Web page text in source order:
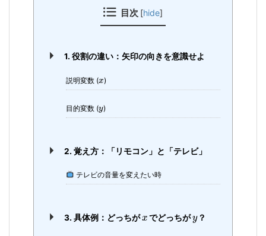
目次 [hide]
1. 役割の違い：矢印の向きを意識せよ
説明変数 ( )
目的変数 ( )
2. 覚え方：「リモコン」と「テレビ」
テレビの音量を変えたい時
3. 具体例：どっちが でどっちが ？